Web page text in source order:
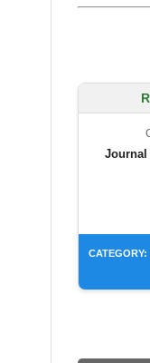
Journal